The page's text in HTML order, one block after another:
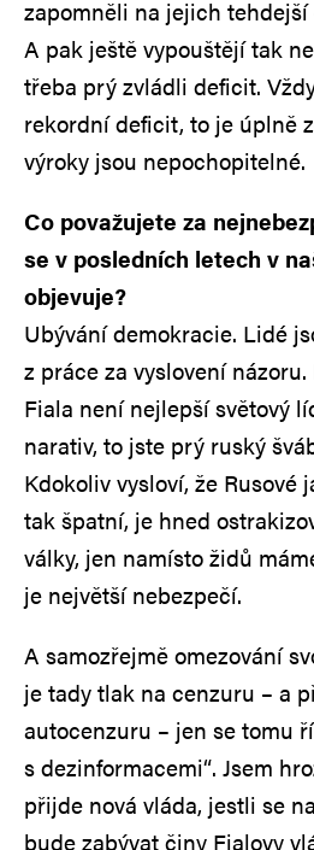
zapomněli na jejich
A pak ještě vypouštějí tak
třeba prý zvládli deficit.
rekordní deficit, to je úplně
výroky jsou nepochopitelné.
Co považujete za
se v posledních letech v
objevuje?
Ubývání demokracie. Lidé
z práce za vyslovení
Fiala není nejlepší světový
narativ, to jste prý ruský
Kdokoliv vysloví, že Rusové
tak špatní, je hned
války, jen namísto židů
je největší nebezpečí.
A samozřejmě omezování
je tady tlak na cenzuru – a
autocenzuru – jen se tomu
s dezinformacemi“. Jsem
přijde nová vláda, jestli se
bude zabývat činy Fialovy